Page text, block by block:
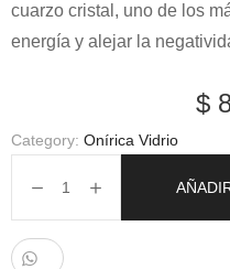
cuarzo cristal, uno de los
energía y alejar la
$
Category: Onírica Vidrio